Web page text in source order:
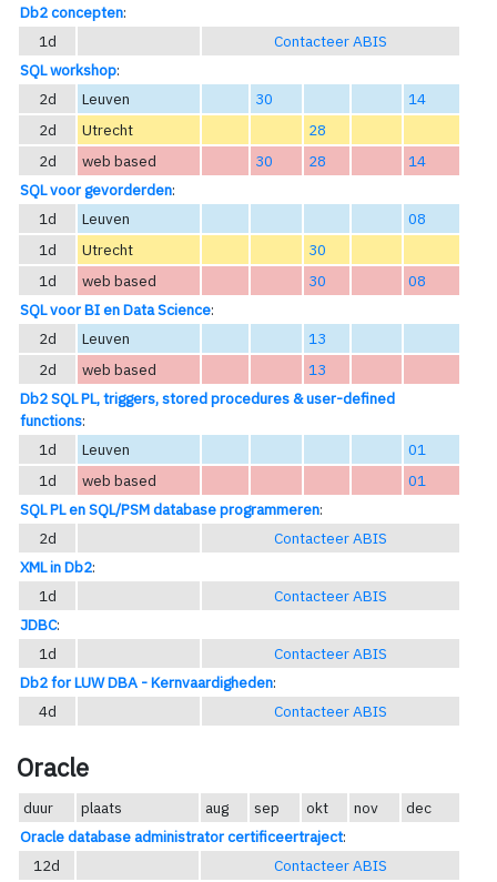
Db2 concepten:
1d
Contacteer ABIS
SQL workshop:
2d
Leuven 30
14
2d
Utrecht
28
2d
web based 30 28
14
SQL voor gevorderden:
1d
Leuven
08
1d
Utrecht
30
1d
web based 30
08
SQL voor BI en Data Science:
2d
Leuven
13
2d
web based
13
Db2 SQL PL, triggers, stored procedures & user-defined
functions:
1d
Leuven
01
1d
web based
01
SQL PL en SQL/PSM database programmeren:
2d
Contacteer ABIS
XML in Db2:
1d
Contacteer ABIS
JDBC:
1d
Contacteer ABIS
Db2 for LUW DBA - Kernvaardigheden:
4d
Contacteer ABIS
Oracle
duur plaats aug sep okt nov
dec
Oracle database administrator certificeertraject:
12d
Contacteer ABIS